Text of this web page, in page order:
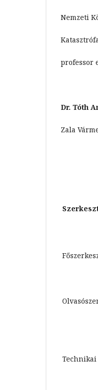
Nemzeti
professor
Dr. Tóth
Zala
Technikai